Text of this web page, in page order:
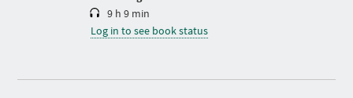
9 h 9 min
Log in to see book status
D